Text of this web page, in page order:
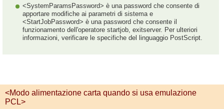
<SystemParamsPassword> è una password che consente di
apportare modifiche ai parametri di sistema e
<StartJobPassword> è una password che consente il
funzionamento dell'operatore startjob, exitserver. Per ulteriori
informazioni, verificare le specifiche del linguaggio PostScript.
<Modo alimentazione carta quando si usa emulazione
PCL>